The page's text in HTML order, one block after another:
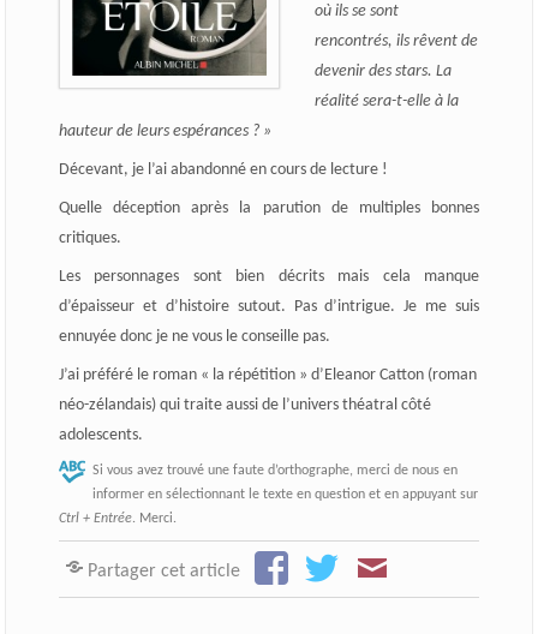
où ils se sont
rencontrés, ils rêvent de
devenir des stars. La
réalité sera-t-elle à la
hauteur de leurs espérances ? »
Décevant, je l’ai abandonné en cours de lecture !
Quelle déception après la parution de multiples bonnes
critiques.
Les personnages sont bien décrits mais cela manque
d’épaisseur et d’histoire sutout. Pas d’intrigue. Je me suis
ennuyée donc je ne vous le conseille pas.
J’ai préféré le roman « la répétition » d’Eleanor Catton (roman
néo-zélandais) qui traite aussi de l’univers théatral côté
adolescents.
Si vous avez trouvé une faute d’orthographe, merci de nous en
informer en sélectionnant le texte en question et en appuyant sur
Ctrl + Entrée. Merci.
Partager cet article